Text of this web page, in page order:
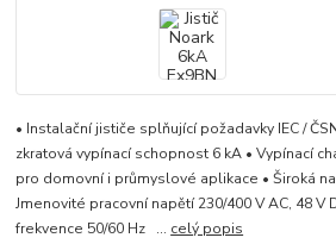
• Instalační jističe splňující požadavky IEC /
zkratová vypínací schopnost 6 kA • Vypínací
pro domovní i průmyslové aplikace • Široká
Jmenovité pracovní napětí 230/400 V AC, 48 V
frekvence 50/60 Hz ... celý popis